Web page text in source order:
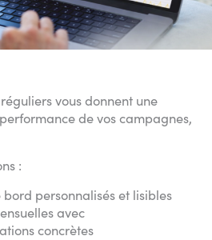
vous donnent une
de vos campagnes,
:
personnalisés et lisibles
avec
concrètes